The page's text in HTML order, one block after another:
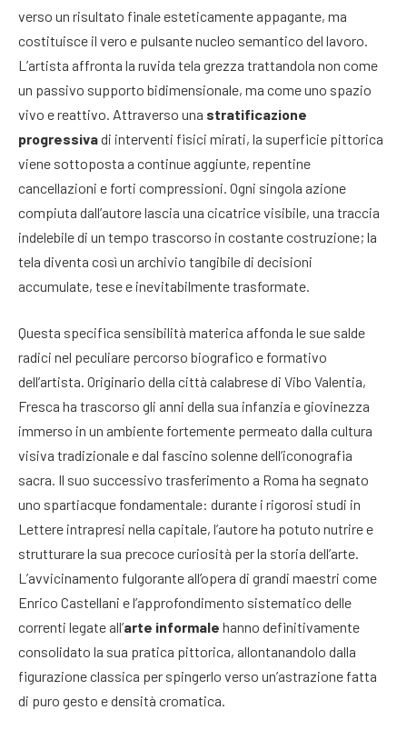
verso un risultato finale esteticamente appagante, ma
costituisce il vero e pulsante nucleo semantico del lavoro.
L’artista affronta la ruvida tela grezza trattandola non come
un passivo supporto bidimensionale, ma come uno spazio
vivo e reattivo. Attraverso una stratificazione
progressivadi interventi fisici mirati, la superficie pittorica
viene sottoposta a continue aggiunte, repentine
cancellazioni e forti compressioni. Ogni singola azione
compiuta dall’autore lascia una cicatrice visibile, una traccia
indelebile di un tempo trascorso in costante costruzione; la
tela diventa così un archivio tangibile di decisioni
accumulate, tese e inevitabilmente trasformate.
Questa specifica sensibilità materica affonda le sue salde
radici nel peculiare percorso biografico e formativo
dell’artista. Originario della città calabrese di Vibo Valentia,
Fresca ha trascorso gli anni della sua infanzia e giovinezza
immerso in un ambiente fortemente permeato dalla cultura
visiva tradizionale e dal fascino solenne dell’iconografia
sacra. Il suo successivo trasferimento a Roma ha segnato
uno spartiacque fondamentale: durante i rigorosi studi in
Lettere intrapresi nella capitale, l’autore ha potuto nutrire e
strutturare la sua precoce curiosità per la storia dell’arte.
L’avvicinamento fulgorante all’opera di grandi maestri come
Enrico Castellani e l’approfondimento sistematico delle
correnti legate all’arte informale hanno definitivamente
consolidato la sua pratica pittorica, allontanandolo dalla
figurazione classica per spingerlo verso un’astrazione fatta
di puro gesto e densità cromatica.